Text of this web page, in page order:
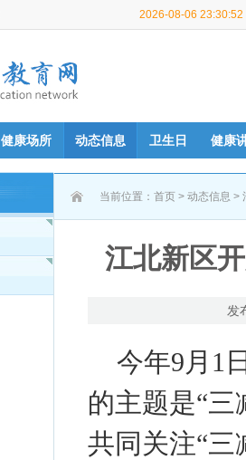
2026-08-06 23:30:52
健康场所 动态信息 卫生日 健康
当前位置： 首页 > 动态信息 >
江北新区
发
今年9月1
的主题是“
共同关注“三